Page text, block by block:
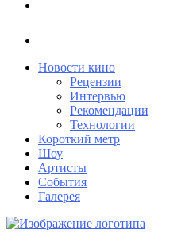
Новости кино
Рецензии
Интервью
Рекомендации
Технологии
Короткий метр
Шоу
Артисты
События
Галерея